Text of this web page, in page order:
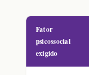
Fator
psicossocial
exigido